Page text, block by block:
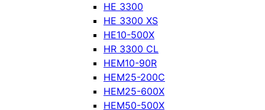
HE 3300
HE 3300 XS
HE10-500X
HR 3300 CL
HEM10-90R
HEM25-200C
HEM25-600X
HEM50-500X